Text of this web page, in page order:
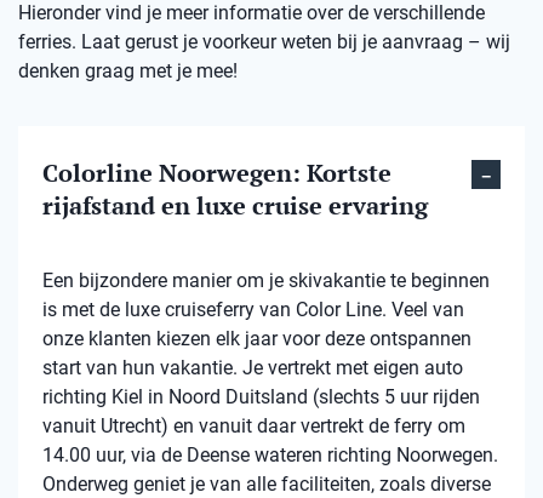
Hieronder vind je meer informatie over de verschillende
ferries. Laat gerust je voorkeur weten bij je aanvraag – wij
denken graag met je mee!
Colorline Noorwegen: Kortste
rijafstand en luxe cruise ervaring
Een bijzondere manier om je skivakantie te beginnen
is met de luxe cruiseferry van Color Line. Veel van
onze klanten kiezen elk jaar voor deze ontspannen
start van hun vakantie. Je vertrekt met eigen auto
richting Kiel in Noord Duitsland (slechts 5 uur rijden
vanuit Utrecht) en vanuit daar vertrekt de ferry om
14.00 uur, via de Deense wateren richting Noorwegen.
Onderweg geniet je van alle faciliteiten, zoals diverse